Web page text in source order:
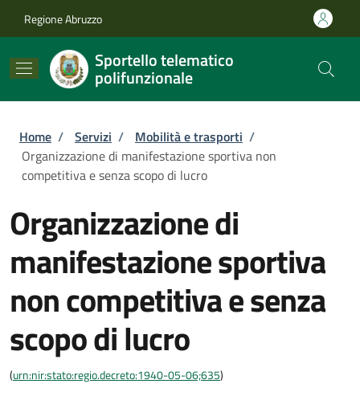
Regione Abruzzo
Sportello telematico
polifunzionale
Briciole di pane
Home / Servizi / Mobilità e trasporti /
Organizzazione di manifestazione sportiva non
competitiva e senza scopo di lucro
Organizzazione di
manifestazione sportiva
non competitiva e senza
scopo di lucro
(urn:nir:stato:regio.decreto:1940-05-06;635)